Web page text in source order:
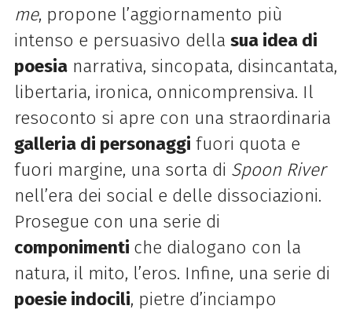
me, propone l’aggiornamento più
intenso e persuasivo della sua idea di
poesianarrativa, sincopata, disincantata,
libertaria, ironica, onnicomprensiva. Il
resoconto si apre con una straordinaria
galleria di personaggi fuori quota e
fuori margine, una sorta di Spoon River
nell’era dei social e delle dissociazioni.
Prosegue con una serie di
componimenti che dialogano con la
natura, il mito, l’eros. Infine, una serie di
poesie indocili, pietre d’inciampo